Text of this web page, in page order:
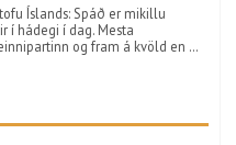
Íslands: Spáð er mikillu
í hádegi í dag. Mesta
og fram á kvöld en …